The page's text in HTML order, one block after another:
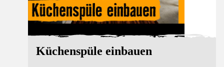
Küchenspüle einbauen